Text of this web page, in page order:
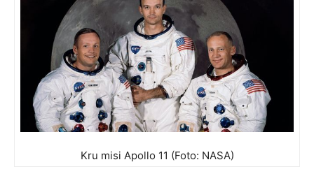
Kru misi Apollo 11 (Foto: NASA)